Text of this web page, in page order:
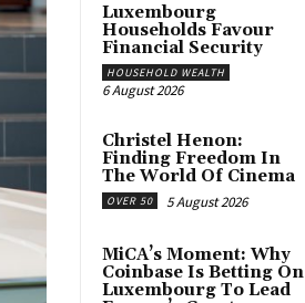
Luxembourg
Households Favour
Financial Security
HOUSEHOLD WEALTH
6 August 2026
Christel Henon:
Finding Freedom In
The World Of Cinema
OVER 50 5 August 2026
MiCA’s Moment: Why
Coinbase Is Betting On
Luxembourg To Lead